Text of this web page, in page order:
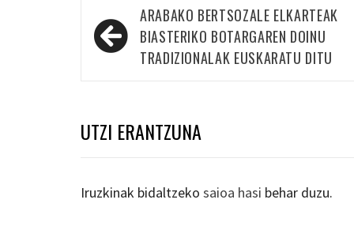
Bidalketetan
zehar
nabigatu
ARABAKO BERTSOZALE ELKARTEAK
BIASTERIKO BOTARGAREN DOINU
TRADIZIONALAK EUSKARATU DITU
UTZI ERANTZUNA
Iruzkinak bidaltzeko saioa hasi behar duzu.